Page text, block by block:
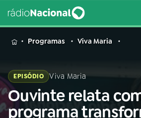
MENU
Buscar
na
Programas Viva Maria
EPISÓDIO Viva Maria
Ouvinte relata
programa